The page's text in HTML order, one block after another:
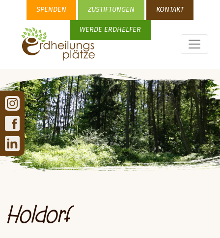
SPENDEN ZUSTIFTUNGEN KONTAKT
WERDE ERDHELFER
Holdorf